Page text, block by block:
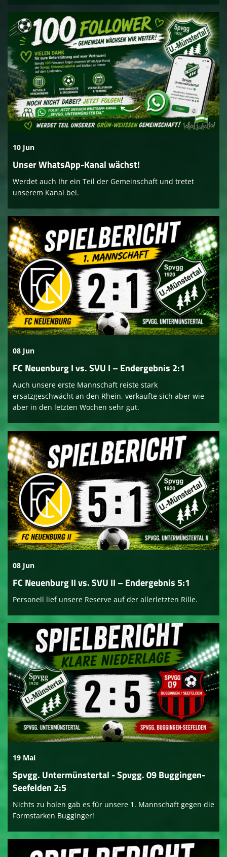
10 Jun
Unser WhatsApp-Kanal wächst!
Werdet auch Ihr ein Teil der Gemeinschaft und tretet
unserem Kanal bei.
08 Jun
FC Neuenburg I vs. SVU I – Endergebnis 2:1
Auch unsere erste Mannschaft reiste stark
ersatzgeschwächt an den Rhein, verkaufte sich aber wie
aber in den letzten Wochen sehr gut.
08 Jun
FC Neuenburg II vs. SVU II – Endergebnis 5:1
Personell lief unsere Reserve auf der allerletzten Rille.
19 Mai
Spvgg. Untermünstertal - Spvgg. 09 Buggingen-
Seefelden 2:5
Nichts zu holen gab es für unsere 1. Mannschaft gegen die
Formstarken Bugginger!